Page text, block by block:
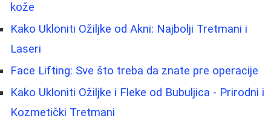
kože
Kako Ukloniti Ožiljke od Akni: Najbolji Tretmani i
Laseri
Face Lifting: Sve što treba da znate pre operacije
Kako Ukloniti Ožiljke i Fleke od Bubuljica - Prirodni i
Kozmetički Tretmani